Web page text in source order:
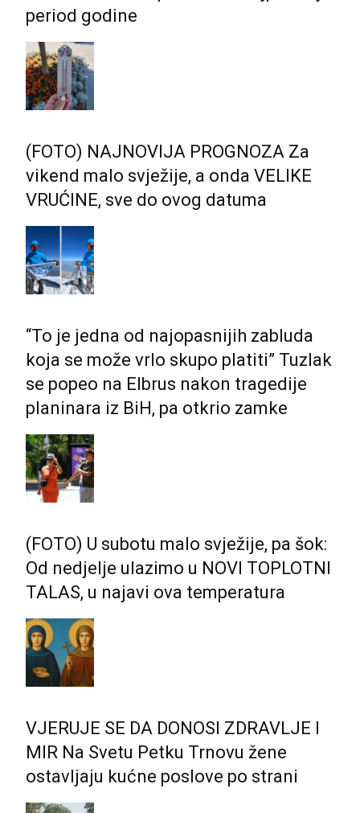
period godine
(FOTO) NAJNOVIJA PROGNOZA Za
vikend malo svježije, a onda VELIKE
VRUĆINE, sve do ovog datuma
“To je jedna od najopasnijih zabluda
koja se može vrlo skupo platiti” Tuzlak
se popeo na Elbrus nakon tragedije
planinara iz BiH, pa otkrio zamke
(FOTO) U subotu malo svježije, pa šok:
Od nedjelje ulazimo u NOVI TOPLOTNI
TALAS, u najavi ova temperatura
VJERUJE SE DA DONOSI ZDRAVLJE I
MIR Na Svetu Petku Trnovu žene
ostavljaju kućne poslove po strani